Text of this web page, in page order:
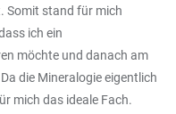
Somit stand für mich
ich ein
möchte und danach am
die Mineralogie eigentlich
mich das ideale Fach.